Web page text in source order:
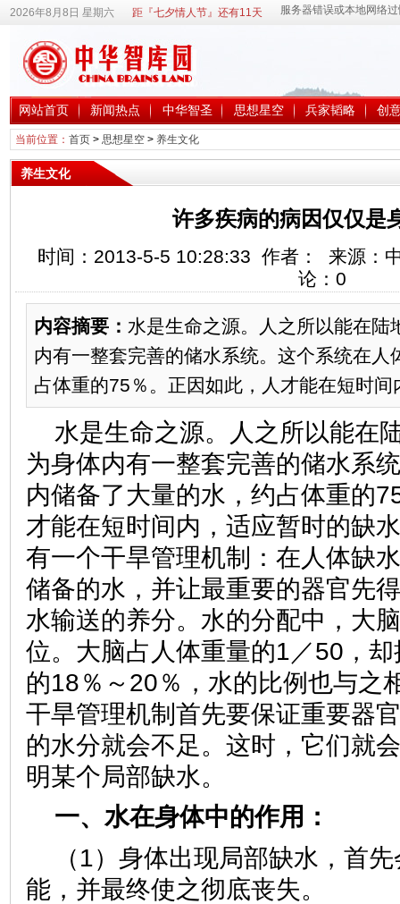
2026年8月8日 星期六 距『七夕情人节』还有11天
网站首页 新闻热点 中华智圣 思想星空 兵家韬略 创
当前位置： 首页> 思想星空> 养生文化
养生文化
许多疾病的病因仅仅是
时间：2013-5-5 10:28:33 作者： 来源：
论： 0
内容摘要： 水是生命之源。人之所以能在陆
内有一整套完善的储水系统。这个系统在人
占体重的75％。正因如此，人才能在短时
水是生命之源。人之所以能在
为身体内有一整套完善的储水系
内储备了大量的水，约占体重的
才能在短时间内，适应暂时的缺
有一个干旱管理机制：在人体缺
储备的水，并让最重要的器官先
水输送的养分。水的分配中，大
位。大脑占人体重量的1／50，
的18％～20％，水的比例也与之
干旱管理机制首先要保证重要器
的水分就会不足。这时，它们就
明某个局部缺水。
一、水在身体中的作用：
（1）身体出现局部缺水，首
能，并最终使之彻底丧失。